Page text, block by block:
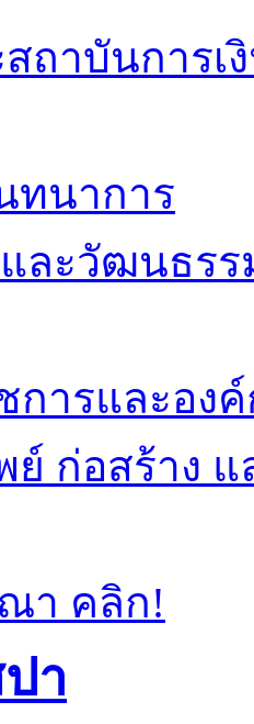
ถาบันการเ
ทนาการ
ละวัฒนธรร
การและอง
ย์ ก่อสร้าง
า คลิก!
า